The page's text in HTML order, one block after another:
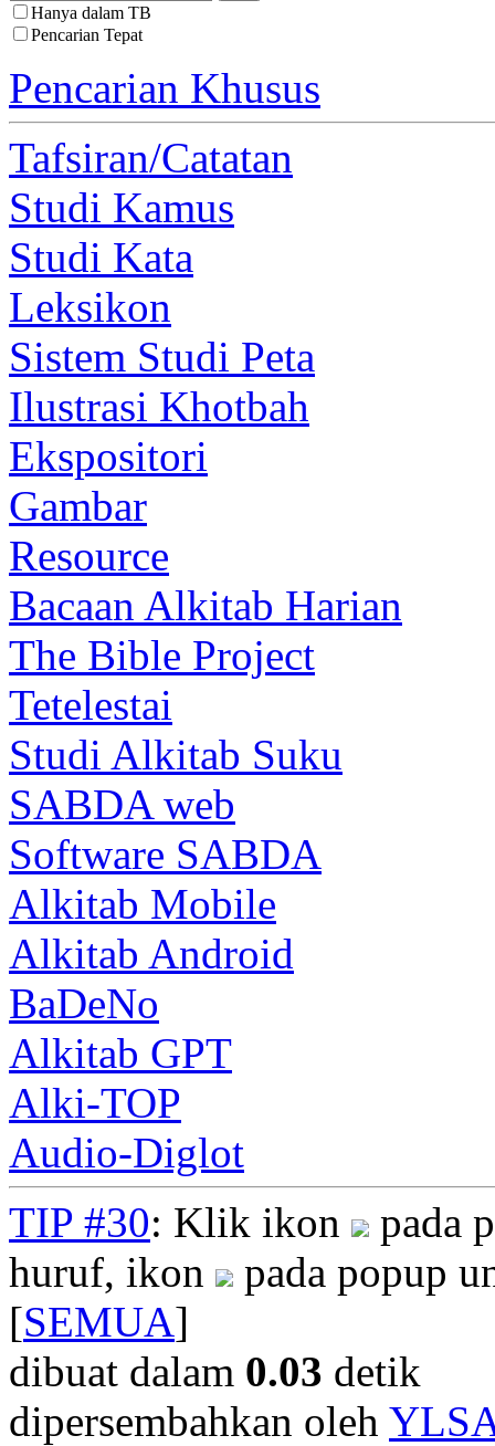
Hanya dalam TB
Pencarian Tepat
Pencarian Khusus
Tafsiran/Catatan
Studi Kamus
Studi Kata
Leksikon
Sistem Studi Peta
Ilustrasi Khotbah
Ekspositori
Gambar
Resource
Bacaan Alkitab Harian
The Bible Project
Tetelestai
Studi Alkitab Suku
SABDA web
Software SABDA
Alkitab Mobile
Alkitab Android
BaDeNo
Alkitab GPT
Alki-TOP
Audio-Diglot
TIP #30: Klik ikon
pada
huruf, ikon
pada popup
[SEMUA]
dibuat dalam 0.03 detik
dipersembahkan oleh